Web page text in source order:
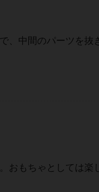
、中間のパーツを抜
おもちゃとしては楽